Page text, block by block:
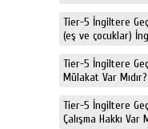
Tier-5 İngiltere
(eş ve çocuklar)
Tier-5 İngiltere
Mülakat Var Mıdır?
Tier-5 İngiltere
Çalışma Hakkı Var